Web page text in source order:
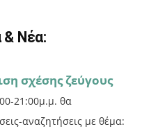
Νέα:
σχέσης ζεύγους
21:00μ.μ. θα
αναζητήσεις με θέμα: